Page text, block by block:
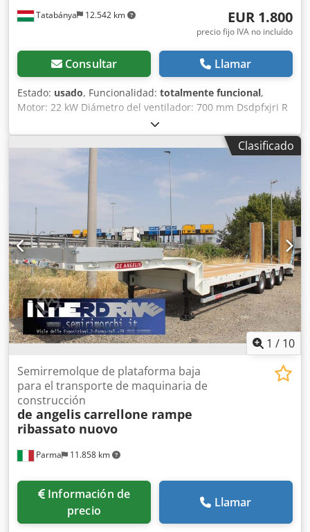
Tatabánya 12.542 km EUR 1.800
precio fijo IVA no incluído
Consultar Llamar
Estado: usado, Funcionalidad: totalmente funcional,
Motor: 22 kW Diámetro del ventilador: 700 mm Dsdpfxjri R
Dus Anvock Longitud: 2500 mm
Clasificado
1 / 10
Parma 11.858 km
Semirremolque de plataforma baja
para el transporte de maquinaria de
construcción
de angeliscarrellone rampe
ribassato nuovo
Información de
precio
Llamar